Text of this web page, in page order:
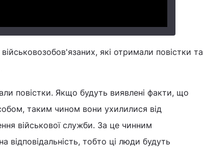
які отримали повістки та
повістки. Якщо будуть виявлені факти, що
таким чином вони ухилилися від
військової служби. За це чинним
відповідальність, тобто ці люди будуть